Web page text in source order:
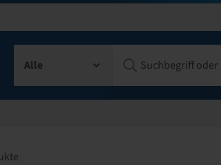
Alle